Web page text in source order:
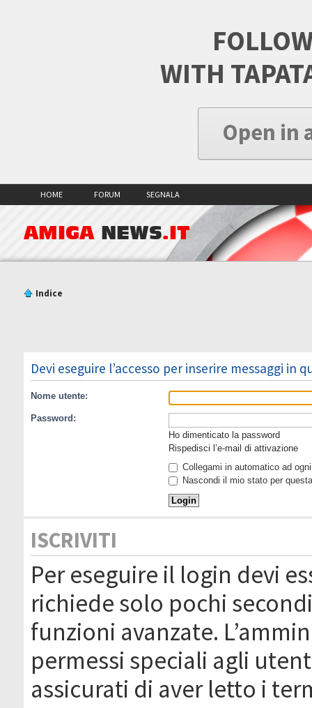
WITH
Open in
HOME FORUM SEGNALA
AMIGA NEWS.IT
Indice
Devi eseguire l’accesso per inserire messaggi in
Nome utente:
Password:
Ho dimenticato la password
Rispedisci l’e-mail di attivazione
Collegami in automatico ad
Nascondi il mio stato per
ISCRIVITI
Per eseguire il login devi
richiede solo pochi
funzioni avanzate.
permessi speciali agli
assicurati di aver letto i